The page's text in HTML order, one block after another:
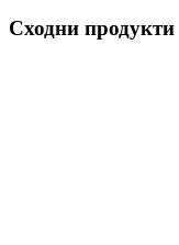
Сходни продукти